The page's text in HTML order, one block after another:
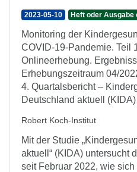
2023-05-10 Heft oder
Monitoring der
COVID-19-Pandemie. Teil
Onlineerhebung.
Erhebungszeitraum 04/
4. Quartalsbericht –
Deutschland aktuell (KIDA)
Robert Koch-Institut
Mit der Studie
aktuell“ (KIDA) untersucht
seit Februar 2022, wie